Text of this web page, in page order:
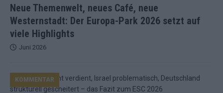
Neue Themenwelt, neues Café, neue
Westernstadt: Der Europa-Park 2026 setzt auf
viele Highlights
Juni 2026
KOMMENTAR